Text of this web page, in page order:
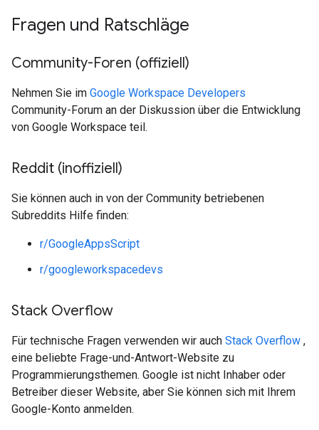
Fragen und Ratschläge
Community-Foren (offiziell)
Nehmen Sie im Google Workspace Developers
Community-Forum an der Diskussion über die Entwicklung
von Google Workspace teil.
Reddit (inoffiziell)
Sie können auch in von der Community betriebenen
Subreddits Hilfe finden:
r/GoogleAppsScript
r/googleworkspacedevs
Stack Overflow
Für technische Fragen verwenden wir auch Stack Overflow ,
eine beliebte Frage-und-Antwort-Website zu
Programmierungsthemen. Google ist nicht Inhaber oder
Betreiber dieser Website, aber Sie können sich mit Ihrem
Google-Konto anmelden.